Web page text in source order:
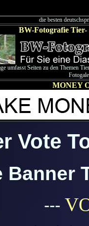
die besten
BW-Fotografie
umfasst Seiten zu den Themen
MONEY
Vote
Banner
---